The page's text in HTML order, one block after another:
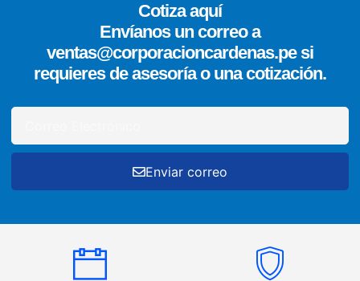
Cotiza aquí
Envíanos un correo a
ventas@corporacioncardenas.pe si
requieres de asesoría o una cotización.
Enviar correo